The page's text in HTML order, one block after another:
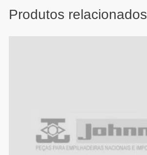
Produtos relacionados